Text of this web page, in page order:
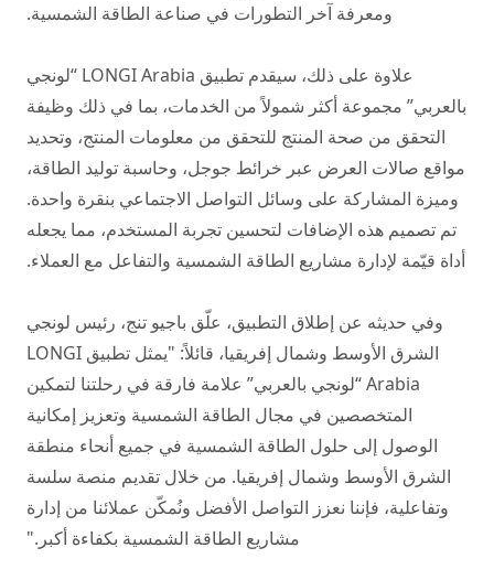
ومعرفة آخر التطورات في صناعة الطاقة الشمسية.
علاوة على ذلك، سيقدم تطبيق LONGI Arabia “لونجي
بالعربي” مجموعة أكثر شمولاً من الخدمات، بما في ذلك وظيفة
التحقق من صحة المنتج للتحقق من معلومات المنتج، وتحديد
مواقع صالات العرض عبر خرائط جوجل، وحاسبة توليد الطاقة،
وميزة المشاركة على وسائل التواصل الاجتماعي بنقرة واحدة.
تم تصميم هذه الإضافات لتحسين تجربة المستخدم، مما يجعله
أداة قيّمة لإدارة مشاريع الطاقة الشمسية والتفاعل مع العملاء.
وفي حديثه عن إطلاق التطبيق، علّق باجيو تنج، رئيس لونجي
الشرق الأوسط وشمال إفريقيا، قائلاً: "يمثل تطبيق LONGI
Arabia “لونجي بالعربي” علامة فارقة في رحلتنا لتمكين
المتخصصين في مجال الطاقة الشمسية وتعزيز إمكانية
الوصول إلى حلول الطاقة الشمسية في جميع أنحاء منطقة
الشرق الأوسط وشمال إفريقيا. من خلال تقديم منصة سلسة
وتفاعلية، فإننا نعزز التواصل الأفضل ونُمكّن عملائنا من إدارة
مشاريع الطاقة الشمسية بكفاءة أكبر."